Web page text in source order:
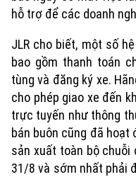
hỗ trợ để các doanh
JLR cho biết, một số
bao gồm thanh toán
tùng và đăng ký xe.
cho phép giao xe đến
trực tuyến như thông
bán buôn cũng đã hoạt
sản xuất toàn bộ chuỗi
31/8 và sớm nhất phải